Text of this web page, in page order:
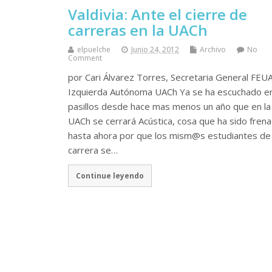
Valdivia: Ante el cierre de
carreras en la UACh
elpuelche Junio 24, 2012 Archivo
No
Comment
por Cari Álvarez Torres, Secretaria General
Izquierda Autónoma UACh Ya se ha escuchado
pasillos desde hace mas menos un año que en la
UACh se cerrará Acústica, cosa que ha sido
hasta ahora por que los mism@s estudiantes de
carrera se…
Continue leyendo